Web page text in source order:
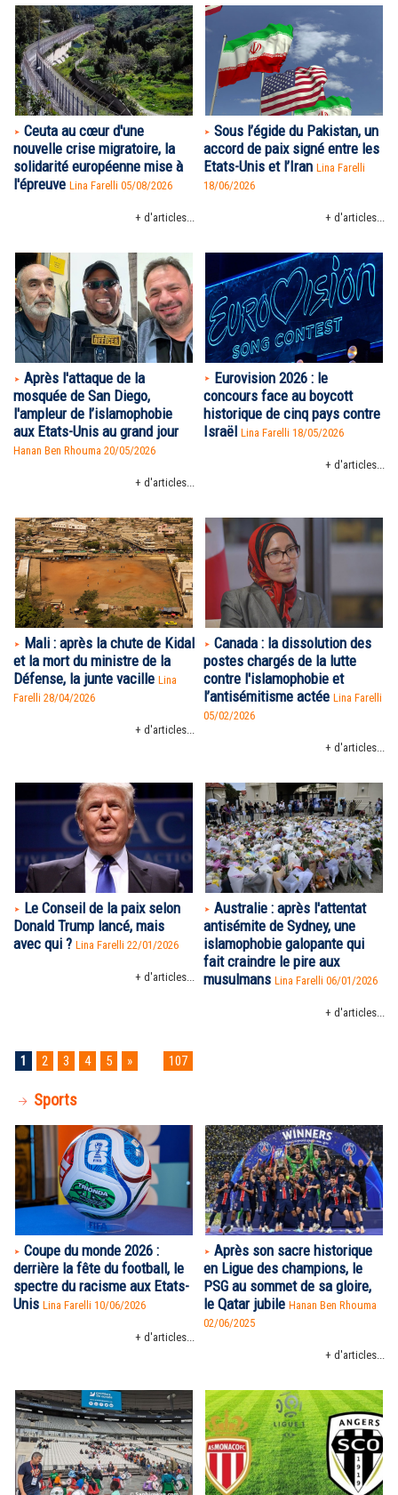
Ceuta au cœur d'une
nouvelle crise migratoire, la
solidarité européenne mise à
l'épreuve Lina Farelli 05/08/2026
+ d'articles...
Sous l’égide du Pakistan, un
accord de paix signé entre les
Etats-Unis et l’Iran Lina Farelli
18/06/2026
+ d'articles...
Après l'attaque de la
mosquée de San Diego,
l'ampleur de l’islamophobie
aux Etats-Unis au grand jour
Hanan Ben Rhouma 20/05/2026
+ d'articles...
Eurovision 2026 : le
concours face au boycott
historique de cinq pays contre
Israël Lina Farelli 18/05/2026
+ d'articles...
Mali : après la chute de Kidal
et la mort du ministre de la
Défense, la junte vacille Lina
Farelli 28/04/2026
+ d'articles...
Canada : la dissolution des
postes chargés de la lutte
contre l'islamophobie et
l’antisémitisme actée Lina Farelli
05/02/2026
+ d'articles...
Le Conseil de la paix selon
Donald Trump lancé, mais
avec qui ? Lina Farelli 22/01/2026
+ d'articles...
Australie : après l'attentat
antisémite de Sydney, une
islamophobie galopante qui
fait craindre le pire aux
musulmans Lina Farelli 06/01/2026
+ d'articles...
1 2 3 4 5 » 107
Sports
Coupe du monde 2026 :
derrière la fête du football, le
spectre du racisme aux Etats-
Unis Lina Farelli 10/06/2026
+ d'articles...
Après son sacre historique
en Ligue des champions, le
PSG au sommet de sa gloire,
le Qatar jubile Hanan Ben Rhouma
02/06/2025
+ d'articles...